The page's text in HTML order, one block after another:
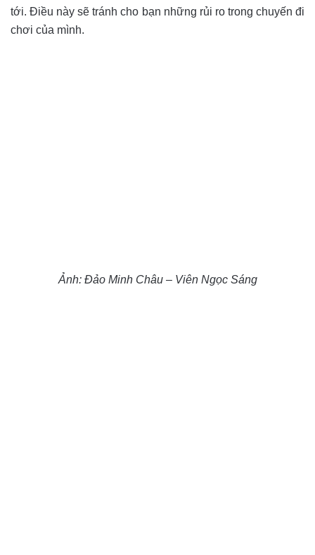
tới. Điều này sẽ tránh cho bạn những rủi ro trong chuyến đi
chơi của mình.
Ảnh: Đảo Minh Châu – Viên Ngọc Sáng